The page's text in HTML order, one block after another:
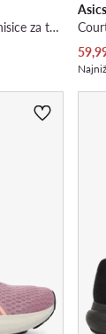
Gel-Kayano 33 1012B939 · Tenisice za trčanje
Asics